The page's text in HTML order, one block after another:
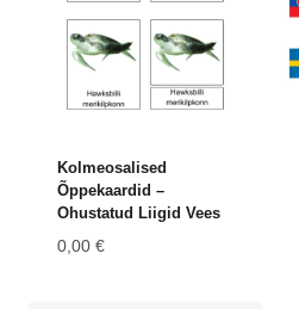
Kolmeosalised
Õppekaardid –
Ohustatud Liigid Vees
0,00 €